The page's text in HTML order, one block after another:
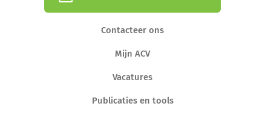
Contacteer ons
Mijn ACV
Vacatures
Publicaties en tools